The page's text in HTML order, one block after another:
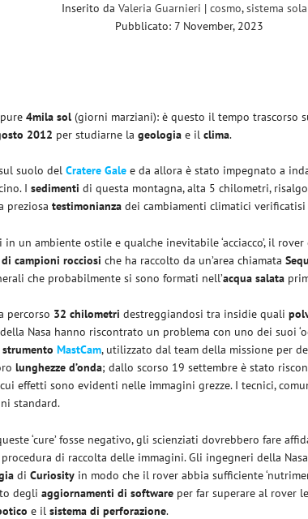
Inserito daValeria Guarnieri |cosmo,sistema
Pubblicato: 7 November, 2023
4mila sol (giorni marziani): è questo il tempo trascorso
2012 per studiarne lageologia e il clima.
suolo del Cratere Gale e da allora è stato impegnato a
Isedimenti di questa montagna, alta 5 chilometri,
preziosa testimonianza dei cambiamenti climatici
un ambiente ostile e qualche inevitabile ‘acciacco’, il
campioni rocciosi che ha raccolto da un’area chiamata
che probabilmente si sono formati nell’acqua salata
percorso 32 chilometri destreggiandosi tra insidie quali
Nasa hanno riscontrato un problema con uno dei suoi
strumentoMastCam, utilizzato dal team della missione per
lunghezze d’onda; dallo scorso 19 settembre è stato
effetti sono evidenti nelle immagini grezze. I tecnici,
standard.
‘cure’ fosse negativo, gli scienziati dovrebbero fare
di raccolta delle immagini. Gli ingegneri della
diCuriosity in modo che il rover abbia sufficiente
degliaggiornamenti di software per far superare al rover
e ilsistema di perforazione.